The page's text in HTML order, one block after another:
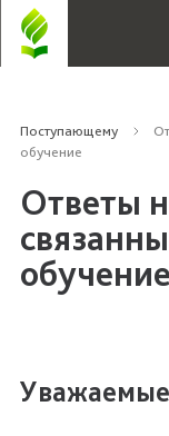
Поступающему
обучение
Ответы
обучение